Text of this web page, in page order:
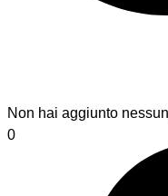
Non hai aggiunto
0